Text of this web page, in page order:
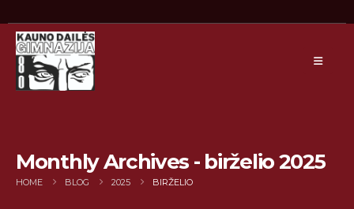
Monthly Archives - birželio 2025
HOME BLOG 2025 BIRŽELIO